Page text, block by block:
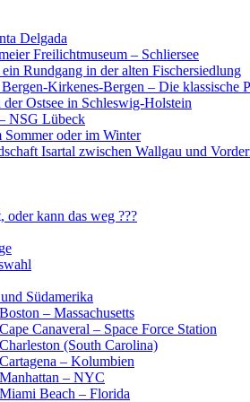
Delgada
Freilichtmuseum – Schliersee
Rundgang in der alten Fischersiedlung
Kirkenes-Bergen – Die klassische
der Ostsee in Schleswig-Holstein
NSG Lübeck
Sommer oder im Winter
Isartal zwischen Wallgau und
oder kann das weg ???
Südamerika
Boston – Massachusetts
Cape Canaveral – Space Force Station
Charleston (South Carolina)
Cartagena – Kolumbien
Manhattan – NYC
Miami Beach – Florida